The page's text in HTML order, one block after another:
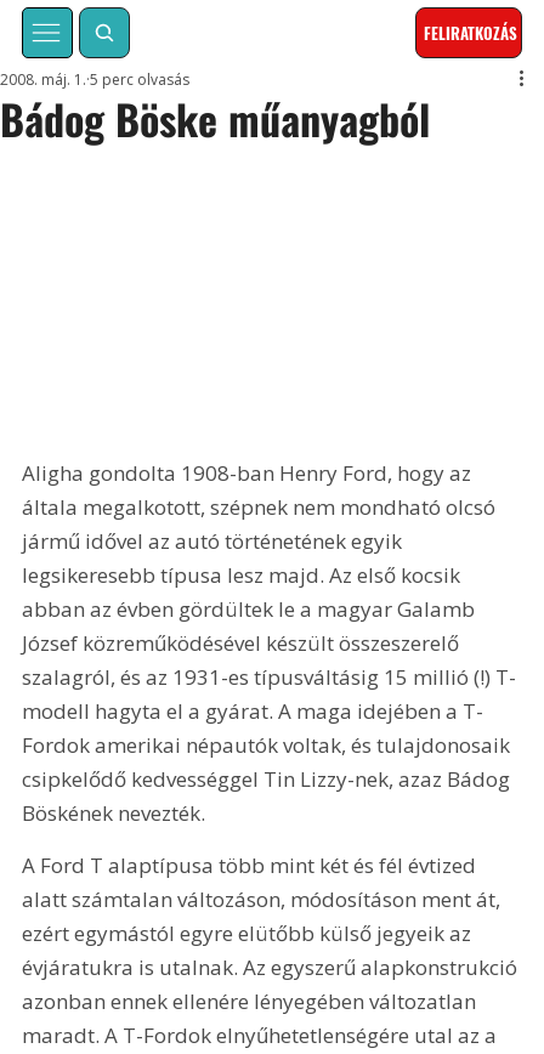
FELIRATKOZÁS
Bádog Böske műanyagból
2008. máj. 1. 5 perc olvasás
Aligha gondolta 1908-ban Henry Ford, hogy az
általa megalkotott, szépnek nem mondható olcsó
jármű idővel az autó történetének egyik
legsikeresebb típusa lesz majd. Az első kocsik
abban az évben gördültek le a magyar Galamb
József közreműködésével készült összeszerelő
szalagról, és az 1931-es típusváltásig 15 millió (!) T-
modell hagyta el a gyárat. A maga idejében a T-
Fordok amerikai népautók voltak, és tulajdonosaik
csipkelődő kedvességgel Tin Lizzy-nek, azaz Bádog
Böskének nevezték.
A Ford T alaptípusa több mint két és fél évtized
alatt számtalan változáson, módosításon ment át,
ezért egymástól egyre elütőbb külső jegyeik az
évjáratukra is utalnak. Az egyszerű alapkonstrukció
azonban ennek ellenére lényegében változatlan
maradt. A T-Fordok elnyűhetetlenségére utal az a